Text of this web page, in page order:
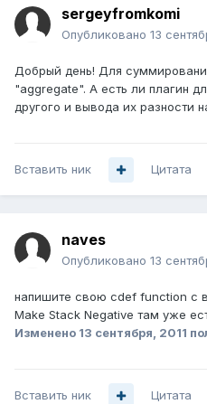
sergeyfromkomi
Опубликовано 13
Добрый день! Для
"aggregate". А есть ли плагин
другого и вывода их разности
Вставить ник Цитата
naves
Опубликовано 13
напишите свою cdef function с
Make Stack Negative там уже
Изменено 13 сентября, 2011
Вставить ник Цитата